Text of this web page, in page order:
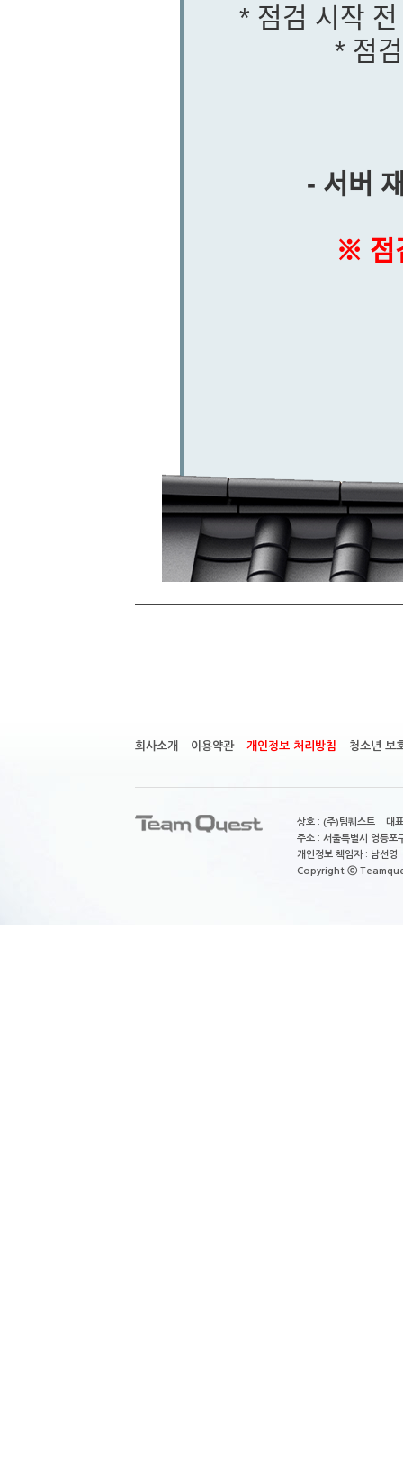
* 점검 시작
* 점
- 서버
※ 점
회사소개 이용약관 개인정보 처리방침 청소년 보
상호 : (주)팀퀘스트 대
주소 : 서울특별시 영등
개인정보 책임자 : 남
Copyright ⓒ